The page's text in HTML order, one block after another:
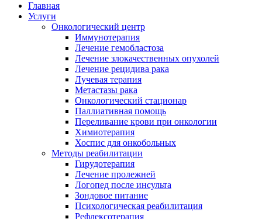
Главная
Услуги
Онкологический центр
Иммунотерапия
Лечение гемобластоза
Лечение злокачественных опухолей
Лечение рецидива рака
Лучевая терапия
Метастазы рака
Онкологический стационар
Паллиативная помощь
Переливание крови при онкологии
Химиотерапия
Хоспис для онкобольных
Методы реабилитации
Гирудотерапия
Лечение пролежней
Логопед после инсульта
Зондовое питание
Психологическая реабилитация
Рефлексотерапия